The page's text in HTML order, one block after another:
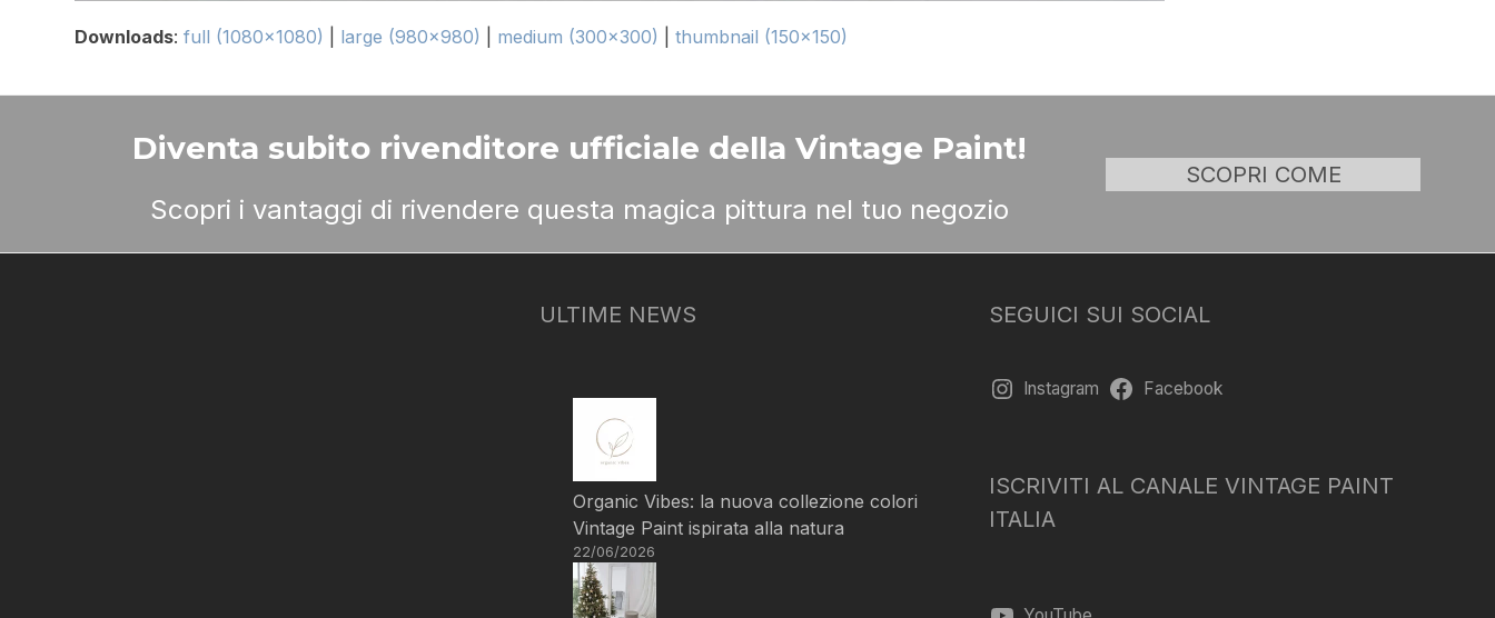
Downloads:full (1080x1080) large (980x980) medium (300x300) |thumbnail (150x150)
Diventa subito rivenditore ufficiale della Vintage Paint!
Scopri i vantaggi di rivendere questa magica pittura nel tuo negozio
SCOPRI COME
ULTIME NEWS
Organic Vibes: la nuova collezione colori
Vintage Paint ispirata alla natura
22/06/2026
SEGUICI SUI SOCIAL
Instagram Facebook
ISCRIVITI AL CANALE VINTAGE PAINT
ITALIA